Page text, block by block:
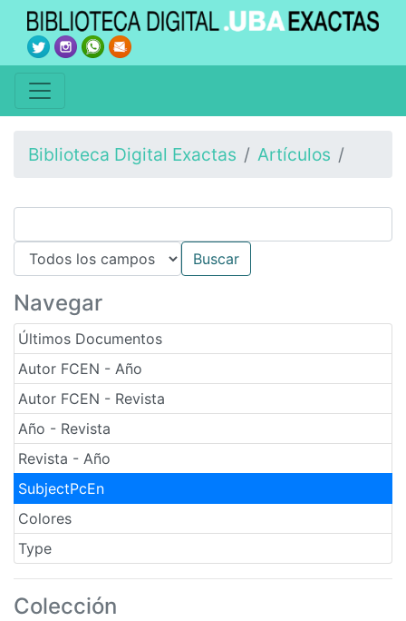
Biblioteca Digital Exactas Artículos
Navegar
Últimos Documentos
Autor FCEN - Año
Autor FCEN - Revista
Año - Revista
Revista - Año
SubjectPcEn
Colores
Type
Colección